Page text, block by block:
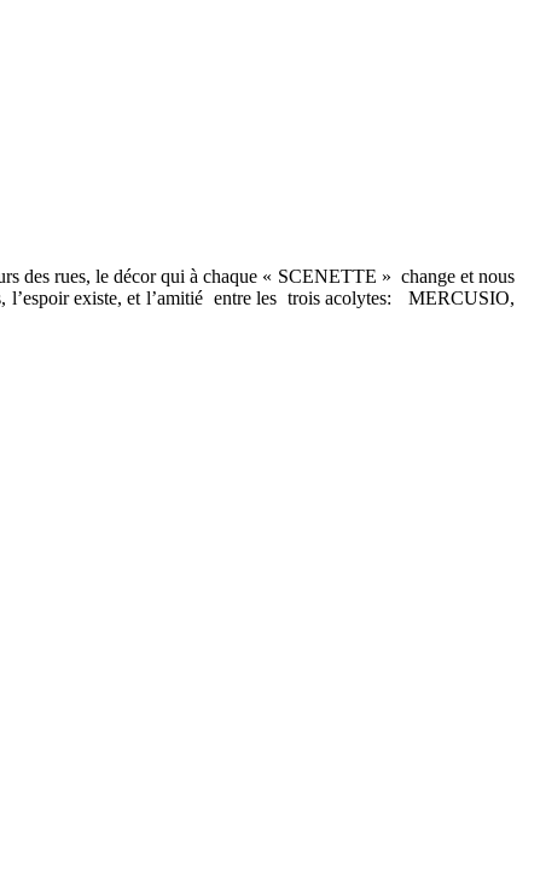
des rues, le décor qui à chaque « SCENETTE » change et nous
existe, et l’amitié entre les trois acolytes:
MERCUSIO,